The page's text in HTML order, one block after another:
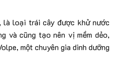
là loại trái cây được khử nước
và cũng tạo nên vị mềm dẻo,
một chuyên gia dinh dưỡng